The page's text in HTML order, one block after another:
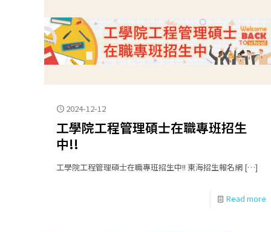
2024-12-12
工學院工程管理碩士在職專班招生
中!!
工學院工程管理碩士在職專班招生中!! 東海招生報名網 […]
Read more